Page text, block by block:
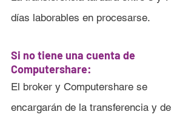
días laborables en procesarse.
Si no tiene una cuenta de
Computershare:
El broker y Computershare se
encargarán de la transferencia y de